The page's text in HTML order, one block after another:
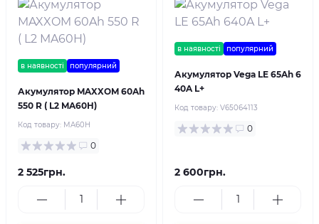
в наявності популярний
Акумулятор MAXXOM 60Ah
550 R ( L2 MA60H)
Код товару: MA60H
0
2 525грн.
в наявності популярний
Акумулятор Vega LE 65Ah 6
40A L+
Код товару: V65064113
0
2 600грн.